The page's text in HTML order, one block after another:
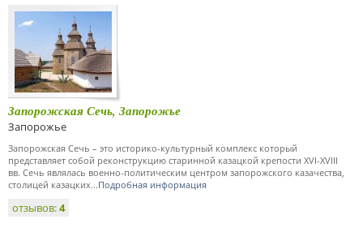
Запорожская Сечь, Запорожье
Запорожье
Запорожская Сечь – это историко-культурный комплекс который
представляет собой реконструкцию старинной казацкой крепости XVI-XVIII
вв. Сечь являлась военно-политическим центром запорожского казачества,
столицей казацких...Подробная информация
отзывов:4